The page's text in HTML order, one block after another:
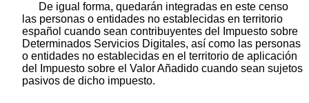
De igual forma, quedarán integradas en este censo
las personas o entidades no establecidas en territorio
español cuando sean contribuyentes del Impuesto sobre
Determinados Servicios Digitales, así como las personas
o entidades no establecidas en el territorio de aplicación
del Impuesto sobre el Valor Añadido cuando sean sujetos
pasivos de dicho impuesto.